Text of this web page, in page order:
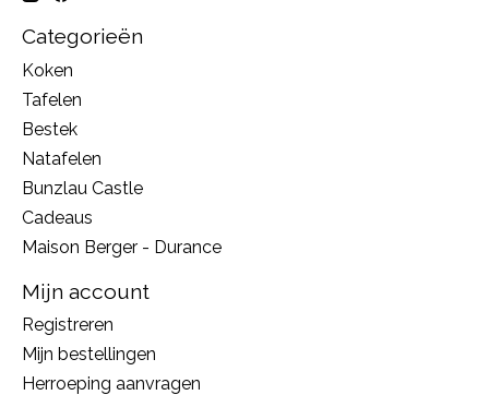
Categorieën
Koken
Tafelen
Bestek
Natafelen
Bunzlau Castle
Cadeaus
Maison Berger - Durance
Mijn account
Registreren
Mijn bestellingen
Herroeping aanvragen